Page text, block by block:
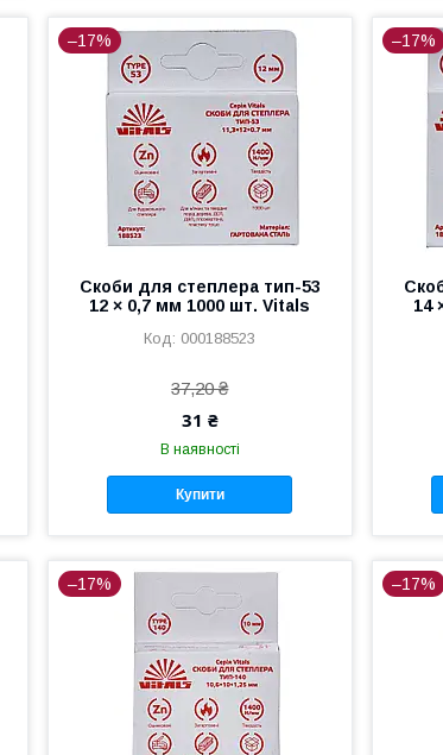
–17%
Скоби для степлера тип-53
12 × 0,7 мм 1000 шт. Vitals
000188523
37,20 ₴
31 ₴
В наявності
Купити
–17%
14
–17% –17%